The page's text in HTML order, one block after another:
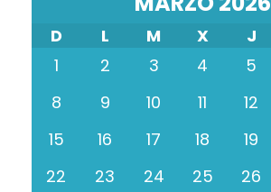
D L M X J
1
2 3 4 5
8
9 10 11 12
15
16 17 18 19
22
23 24 25 26